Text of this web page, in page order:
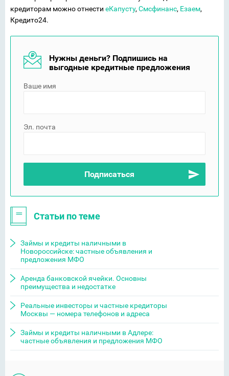
кредиторам можно отнести еКапусту, Смсфинанс, Езаем,
Кредито24.
Нужны деньги? Подпишись на
выгодные кредитные предложения
Ваше имя
Эл. почта
Статьи по теме
Займы и кредиты наличными в
Новороссийске: частные объявления и
предложения МФО
Аренда банковской ячейки. Основны
преимущества и недостатке
Реальные инвесторы и частные кредиторы
Москвы — номера телефонов и адреса
Займы и кредиты наличными в Адлере:
частные объявления и предложения МФО